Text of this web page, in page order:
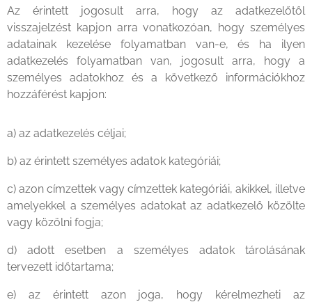
Az érintett jogosult arra, hogy az adatkezelőtől
visszajelzést kapjon arra vonatkozóan, hogy személyes
adatainak kezelése folyamatban van-e, és ha ilyen
adatkezelés folyamatban van, jogosult arra, hogy a
személyes adatokhoz és a következő információkhoz
hozzáférést kapjon:
a) az adatkezelés céljai;
b) az érintett személyes adatok kategóriái;
c) azon címzettek vagy címzettek kategóriái, akikkel, illetve
amelyekkel a személyes adatokat az adatkezelő közölte
vagy közölni fogja;
d) adott esetben a személyes adatok tárolásának
tervezett időtartama;
e) az érintett azon joga, hogy kérelmezheti az